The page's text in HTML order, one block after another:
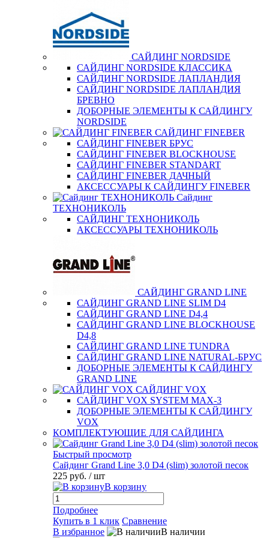
САЙДИНГ NORDSIDE
САЙДИНГ NORDSIDE КЛАССИКА
САЙДИНГ NORDSIDE ЛАПЛАНДИЯ
САЙДИНГ NORDSIDE ЛАПЛАНДИЯ
БРЕВНО
ДОБОРНЫЕ ЭЛЕМЕНТЫ К САЙДИНГУ
NORDSIDE
САЙДИНГ FINEBER
САЙДИНГ FINEBER БРУС
САЙДИНГ FINEBER BLOCKHOUSE
САЙДИНГ FINEBER STANDART
САЙДИНГ FINEBER ДАЧНЫЙ
АКСЕССУАРЫ К САЙДИНГУ FINEBER
Сайдинг
ТЕХНОНИКОЛЬ
САЙДИНГ ТЕХНОНИКОЛЬ
АКСЕССУАРЫ ТЕХНОНИКОЛЬ
САЙДИНГ GRAND LINE
САЙДИНГ GRAND LINE SLIM D4
САЙДИНГ GRAND LINE D4,4
САЙДИНГ GRAND LINE BLOCKHOUSE
D4,8
САЙДИНГ GRAND LINE TUNDRA
САЙДИНГ GRAND LINE NATURAL-БРУС
ДОБОРНЫЕ ЭЛЕМЕНТЫ К САЙДИНГУ
GRAND LINE
САЙДИНГ VOX
САЙДИНГ VOX SYSTEM MAX-3
ДОБОРНЫЕ ЭЛЕМЕНТЫ К САЙДИНГУ
VOX
КОМПЛЕКТУЮЩИЕ ДЛЯ САЙДИНГА
Быстрый просмотр
Сайдинг Grand Line 3,0 D4 (slim) золотой песок
225 руб. / шт
В корзину
Подробнее
Купить в 1 клик Сравнение
В избранное
В наличии